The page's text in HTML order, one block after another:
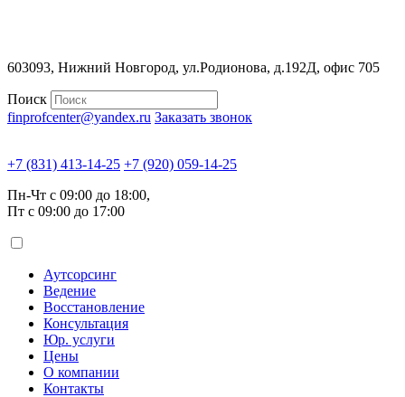
603093, Нижний Новгород, ул.Родионова, д.192Д, офис 705
Поиск
finprofcenter@yandex.ru Заказать звонок
+7 (831) 413-14-25 +7 (920) 059-14-25
Пн-Чт с 09:00 до 18:00,
Пт с 09:00 до 17:00
Аутсорсинг
Ведение
Восстановление
Консультация
Юр. услуги
Цены
О компании
Контакты